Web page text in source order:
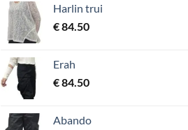
Harlin trui
€84.50
Erah
€84.50
Abando